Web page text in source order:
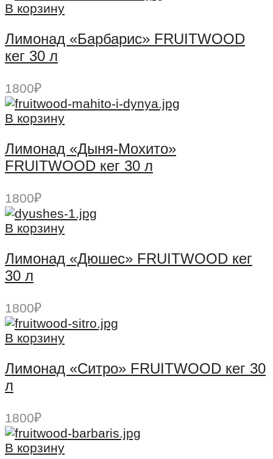
В корзину
Лимонад «Барбарис» FRUITWOOD
кег 30 л
1800₽
В корзину
Лимонад «Дыня-Мохито»
FRUITWOOD кег 30 л
1800₽
В корзину
Лимонад «Дюшес» FRUITWOOD кег
30 л
1800₽
В корзину
Лимонад «Ситро» FRUITWOOD кег 30
л
1800₽
В корзину